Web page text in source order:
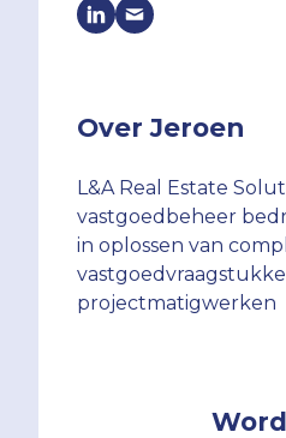
Over Jeroen
L&A Real Estate
vastgoedbeheer
in oplossen van
projectmatigwerken